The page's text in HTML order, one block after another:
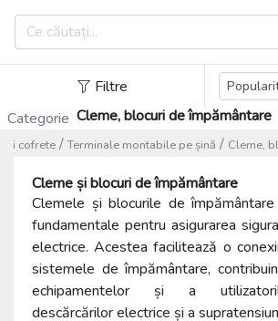
Filtre
Categorie Cleme, blocuri de împământare
Cleme,
/
Terminale montabile pe șină
/
şi cofrete
Cleme și blocuri de împământare
Clemele și blocurile de
fundamentale pentru asigurarea
electrice. Acestea facilitează o
sistemele de împământare,
echipamentelor și a
descărcărilor electrice și a